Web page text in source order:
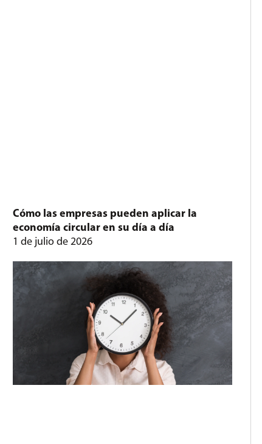
Cómo las empresas pueden aplicar la
economía circular en su día a día
1 de julio de 2026